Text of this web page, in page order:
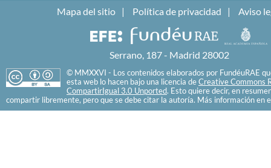
Mapa del sitio Política de privacidad Aviso
Serrano, 187 - Madrid 28002
© MMXXVI - Los contenidos elaborados por FundéuRAE
esta web lo hacen bajo una licencia de Creative Commons
CompartirIgual 3.0 Unported. Esto quiere decir, en
compartir libremente, pero que se debe citar la autoría. Más información en